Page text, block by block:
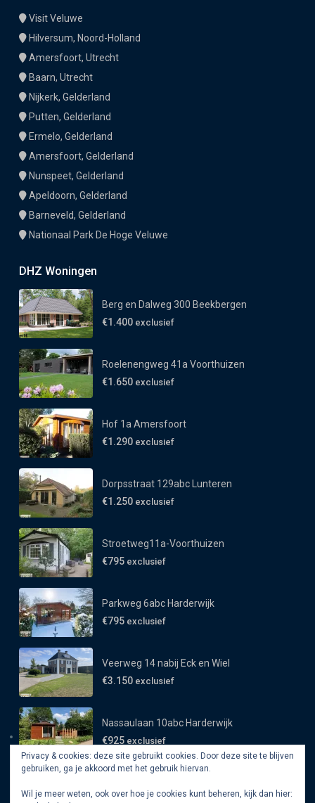
Visit Veluwe
Hilversum, Noord-Holland
Amersfoort, Utrecht
Baarn, Utrecht
Nijkerk, Gelderland
Putten, Gelderland
Ermelo, Gelderland
Amersfoort, Gelderland
Nunspeet, Gelderland
Apeldoorn, Gelderland
Barneveld, Gelderland
Nationaal Park De Hoge Veluwe
DHZ Woningen
Berg en Dalweg 300 Beekbergen
€1.400 exclusief
Roelenengweg 41a Voorthuizen
€1.650 exclusief
Hof 1a Amersfoort
€1.290 exclusief
Dorpsstraat 129abc Lunteren
€1.250 exclusief
Stroetweg11a-Voorthuizen
€795 exclusief
Parkweg 6abc Harderwijk
€795 exclusief
Veerweg 14 nabij Eck en Wiel
€3.150 exclusief
Nassaulaan 10abc Harderwijk
€925 exclusief
Privacy & cookies: deze site gebruikt cookies. Door deze site te blijven
gebruiken, ga je akkoord met het gebruik hiervan.
Wil je meer weten, ook over hoe je cookies kunt beheren, kijk dan hier: